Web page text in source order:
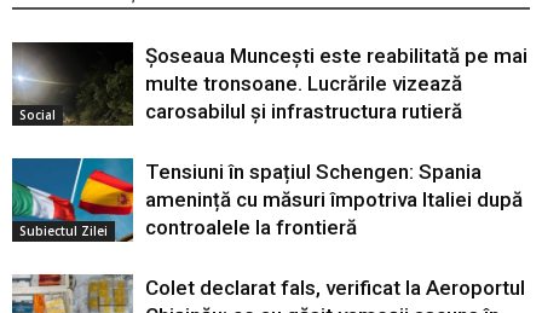
Social
Șoseaua Muncești este reabilitată pe mai
multe tronsoane. Lucrările vizează
carosabilul și infrastructura rutieră
Subiectul Zilei
Tensiuni în spațiul Schengen: Spania
amenință cu măsuri împotriva Italiei după
controalele la frontieră
Colet declarat fals, verificat la Aeroportul